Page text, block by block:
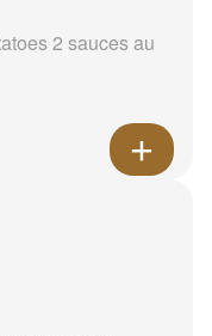
2 sauces au